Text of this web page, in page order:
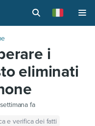
i
eliminati
fa
e verifica dei fatti